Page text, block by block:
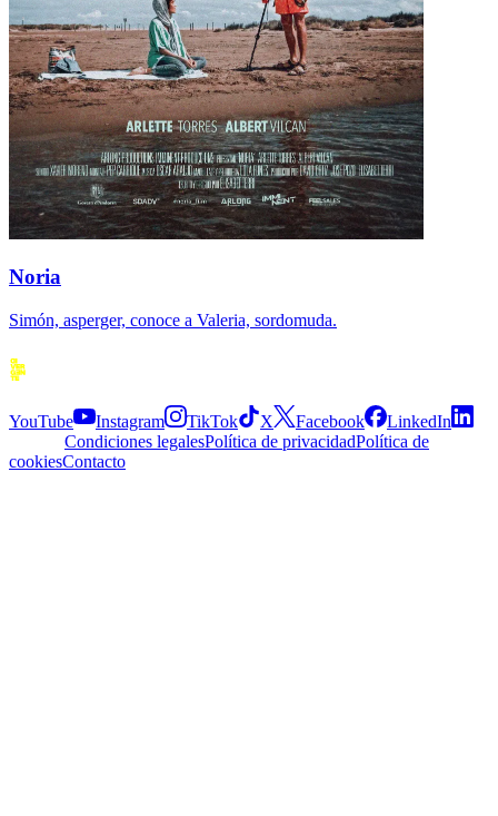
Noria
Simón, asperger, conoce a Valeria, sordomuda.
YouTube
Instagram TikTok X Facebook
LinkedIn
Condiciones legalesPolítica de privacidadPolítica de
cookiesContacto